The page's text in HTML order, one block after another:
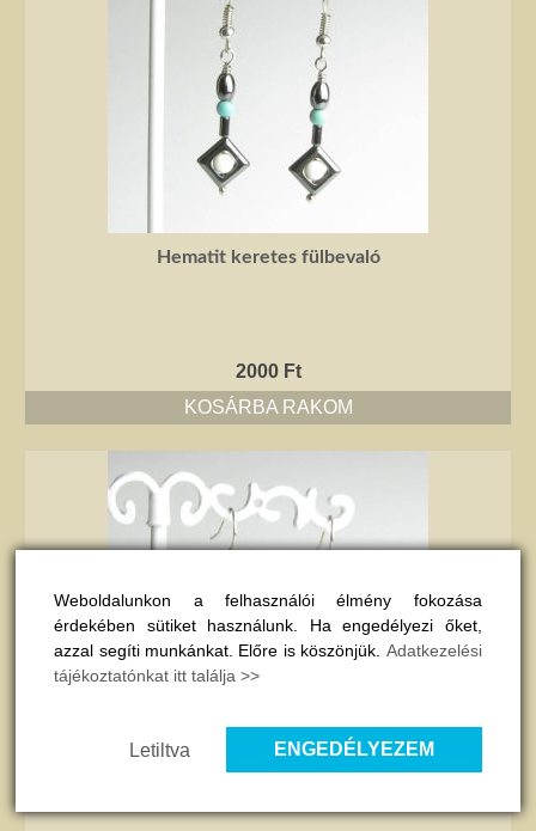
Hematit keretes fülbevaló
2000 Ft
KOSÁRBA RAKOM
Weboldalunkon a felhasználói élmény fokozása
érdekében sütiket használunk. Ha engedélyezi őket,
azzal segíti munkánkat. Előre is köszönjük. Adatkezelési
tájékoztatónkat itt találja >>
ENGEDÉLYEZEM
Letiltva